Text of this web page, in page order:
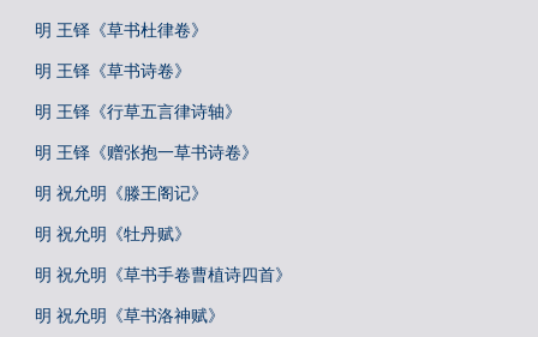
明 王铎《草书杜律卷》
明 王铎《草书诗卷》
明 王铎《行草五言律诗轴》
明 王铎《赠张抱一草书诗卷》
明 祝允明《滕王阁记》
明 祝允明《牡丹赋》
明 祝允明《草书手卷曹植诗四首》
明 祝允明《草书洛神赋》